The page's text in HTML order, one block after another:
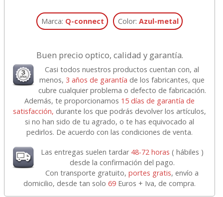
Marca: Q-connect Color:Azul-metal
Buen precio optico, calidad y garantía.
Casi todos nuestros productos cuentan con, al
menos,3 años de garantía de los fabricantes, que
cubre cualquier problema o defecto de fabricación.
Además, te proporcionamos 15 días de garantía de
satisfacción, durante los que podrás devolver los artículos,
si no han sido de tu agrado, o te has equivocado al
pedirlos. De acuerdo con las condiciones de venta.
Las entregas suelen tardar 48-72 horas ( hábiles )
desde la confirmación del pago.
Con transporte gratuito,portes gratis, envío a
domicilio, desde tan solo69 Euros + Iva, de compra.